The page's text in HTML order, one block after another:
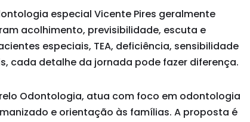
especial Vicente Pires geralmente
acolhimento, previsibilidade, escuta e
especiais, TEA, deficiência, sensibilidade
cada detalhe da jornada pode fazer diferença.
Odontologia, atua com foco em odontologia
e orientação às famílias. A proposta é